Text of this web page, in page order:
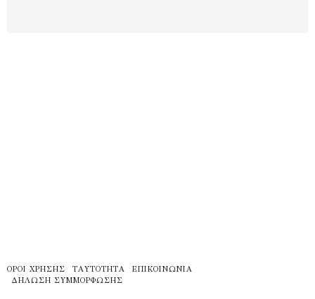
ΌΡΟΙ ΧΡΉΣΗΣ ΤΑΥΤΌΤΗΤΑ
ΕΠΙΚΟΙΝΩΝΊΑ
ΔΉΛΩΣΗ ΣΥΜΜΌΡΦΩΣΗΣ